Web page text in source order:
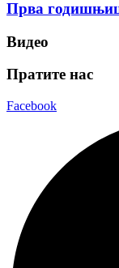
Прва
Видео
Пратите нас
Facebook